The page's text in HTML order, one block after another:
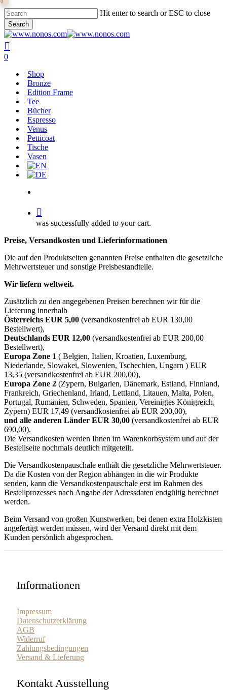
Skip
to
main
content
Hit enter to search or ESC to close
Search
Close
Search
search
0
Shop
Bronze
Edition Frame
Tee
Bücher
Espresso
Venus
Petticoat
Tische
Vasen
0
was successfully added to your cart.
Preise, Versandkosten und Lieferinformationen
Die auf den Produktseiten genannten Preise enthalten die gesetzliche
Mehrwertsteuer und sonstige Preisbestandteile.
Wir liefern weltweit.
Zusätzlich zu den angegebenen Preisen berechnen wir für die
Lieferung innerhalb
Österreichs EUR 5,00 (versandkostenfrei ab EUR 130,00
Bestellwert),
Deutschlands EUR 12,00 (versandkostenfrei ab EUR 200,00
Bestellwert),
Europa Zone 1 ( Belgien, Italien, Kroatien, Luxemburg,
Niederlande, Slowakei, Slowenien, Tschechien, Ungarn ) EUR
13,35 (versandkostenfrei ab EUR 200,00),
Europa Zone 2 (Zypern, Bulgarien, Dänemark, Estland, Finnland,
Frankreich, Griechenland, Irland, Lettland, Litauen, Malta, Polen,
Portugal, Rumänien, Schweden, Spanien, Vereinigtes Königreich,
Zypern) EUR 17,49 (versandkostenfrei ab EUR 200,00),
und alle anderen Länder EUR 30,00 (versandkostenfrei ab EUR
690,00).
Die Versandkosten werden Ihnen im Warenkorbsystem und auf der
Bestellseite nochmals deutlich mitgeteilt.
Die Versandkostenpauschale enthält die gesetzliche Mehrwertsteuer.
Da die Kosten von der Region abhängen in die wir Produkte
senden, kann die Versandkostenpauschale erst im Rahmen des
Bestellprozesses nach Angabe der Adressdaten endgültig berechnet
werden.
Beim Versand von großen Kunstwerken, bei denen extra Holzkisten
angefertigt werden müssen, wird der Versand direkt mit dem
Kunden persönlich abgesprochen.
Informationen
Impressum
Datenschutzerklärung
AGB
Widerruf
Zahlungsbedingungen
Versand & Lieferung
Kontakt Ausstellung